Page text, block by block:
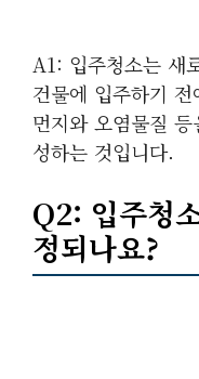
A1: 입주청소는 새
건물에 입주하기
먼지와 오염물질
성하는 것입니다.
Q2: 입주청
정되나요?